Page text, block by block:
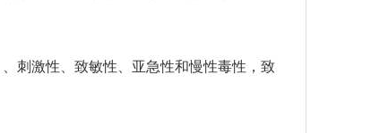
刺激性、致敏性、亚急性和慢性毒性，致